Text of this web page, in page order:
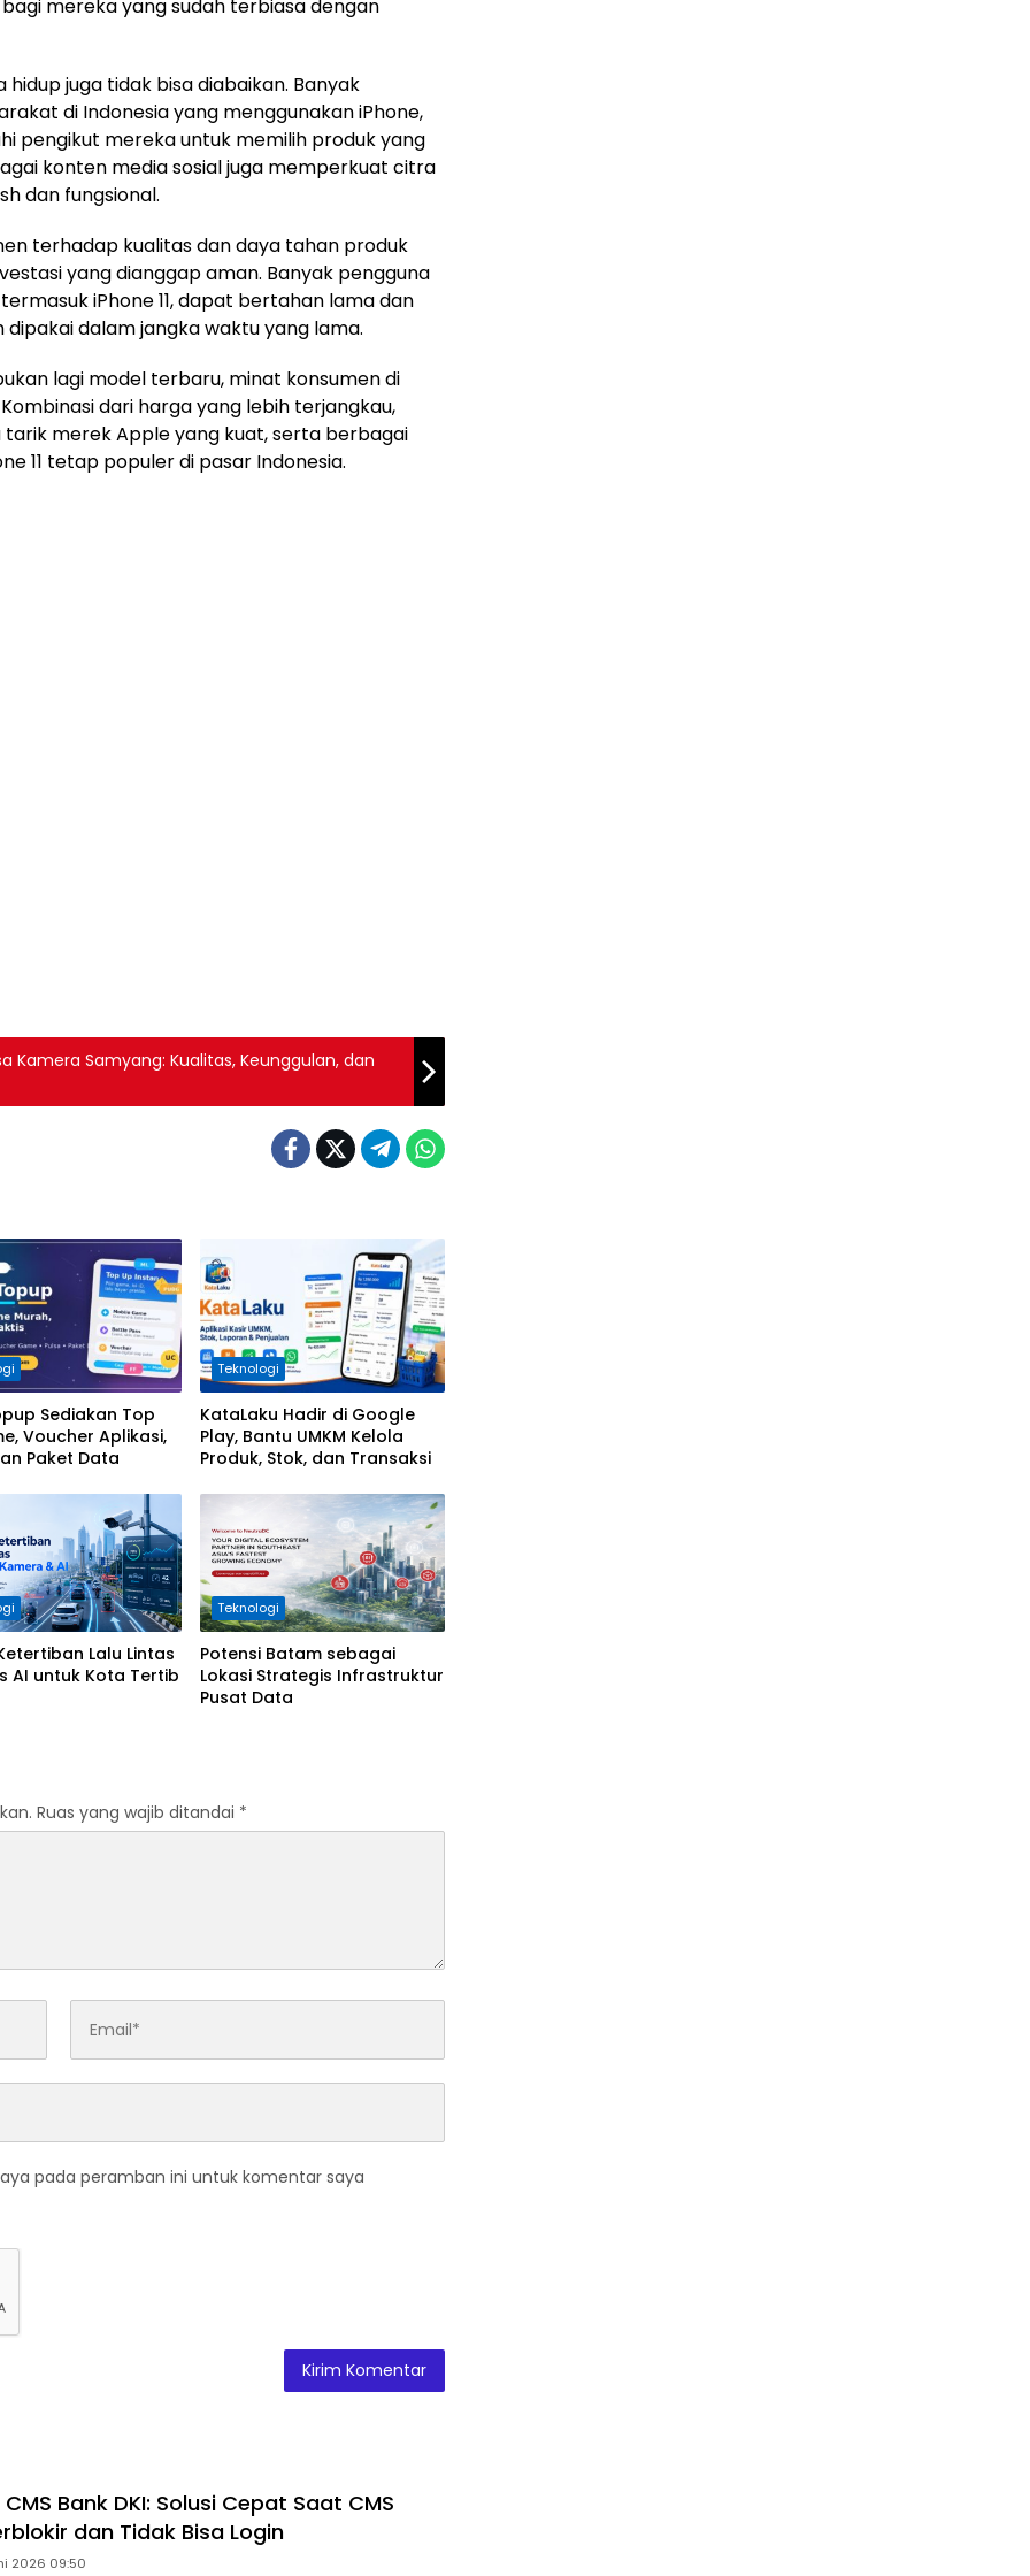
mereka yang sudah terbiasa dengan
juga tidak bisa diabaikan. Banyak
di Indonesia yang menggunakan iPhone,
pengikut mereka untuk memilih produk yang
konten media sosial juga memperkuat citra
dan fungsional.
terhadap kualitas dan daya tahan produk
yang dianggap aman. Banyak pengguna
iPhone 11, dapat bertahan lama dan
dalam jangka waktu yang lama.
lagi model terbaru, minat konsumen di
dari harga yang lebih terjangkau,
merek Apple yang kuat, serta berbagai
11 tetap populer di pasar Indonesia.
Kamera Samyang: Kualitas, Keunggulan, dan
Sediakan Top
Voucher Aplikasi,
Paket Data
Teknologi
KataLaku Hadir di Google
Play, Bantu UMKM Kelola
Produk, Stok, dan Transaksi
Lalu Lintas
AI untuk Kota Tertib
Teknologi
Potensi Batam sebagai
Lokasi Strategis Infrastruktur
Pusat Data
Ruas yang wajib ditandai *
pada peramban ini untuk komentar saya
Bank DKI: Solusi Cepat Saat CMS
dan Tidak Bisa Login
2026 09:50